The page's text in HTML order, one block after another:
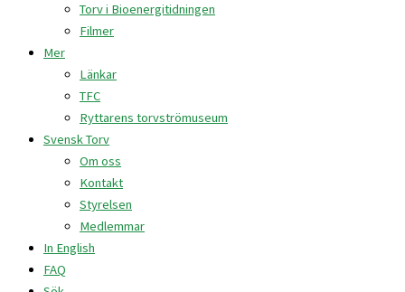
Torv i Bioenergitidningen
Filmer
Mer
Länkar
TFC
Ryttarens torvströmuseum
Svensk Torv
Om oss
Kontakt
Styrelsen
Medlemmar
In English
FAQ